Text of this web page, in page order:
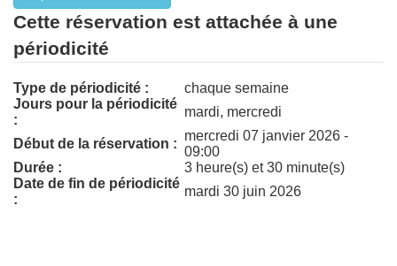
Cette réservation est attachée à une
périodicité
Type de périodicité :
chaque semaine
Jours pour la périodicité
:
mardi, mercredi
Début de la réservation :
mercredi 07 janvier 2026 -
09:00
Durée :
3 heure(s) et 30 minute(s)
Date de fin de périodicité
:
mardi 30 juin 2026